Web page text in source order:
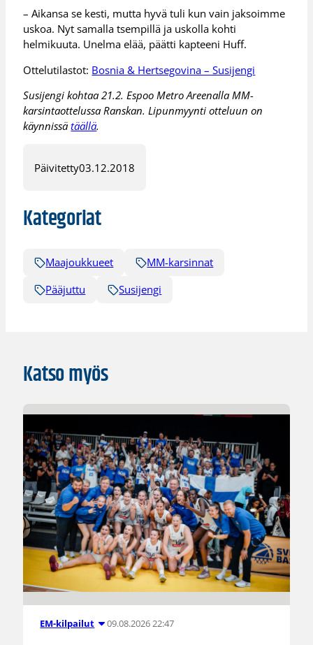
– Aikansa se kesti, mutta hyvä tuli kun vain jaksoimme
uskoa. Nyt samalla tsempillä ja uskolla kohti
helmikuuta. Unelma elää, päätti kapteeni Huff.
Ottelutilastot: Bosnia & Hertsegovina – Susijengi
Susijengi kohtaa 21.2. Espoo Metro Areenalla MM-
karsintaottelussa Ranskan. Lipunmyynti otteluun on
käynnissätäällä.
Päivitetty03.12.2018
Kategoriat
Maajoukkueet
MM-karsinnat
Pääjuttu
Susijengi
Katso myös
EM-kilpailut 09.08.2026 22:47